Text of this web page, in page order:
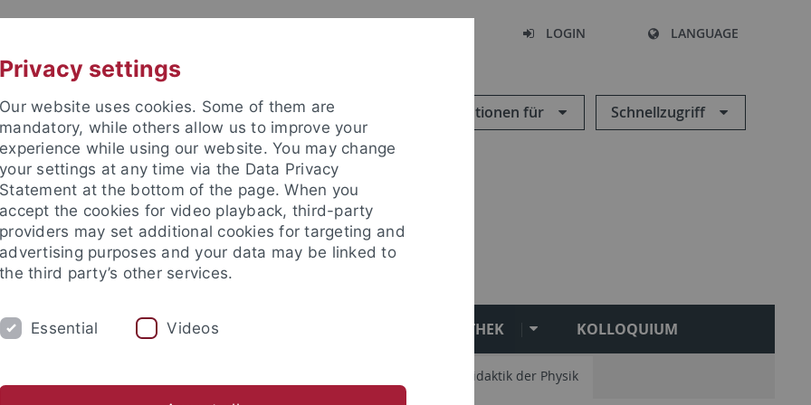
LOGIN LANGUAGE
Informationen für Schnellzugriff
FORSCHUNG BIBLIOTHEK KOLLOQUIUM
AG Didaktik der Physik
Privacy settings
Our website uses cookies. Some of them are
mandatory, while others allow us to improve your
experience while using our website. You may change
your settings at any time via the Data Privacy
Statement at the bottom of the page. When you
accept the cookies for video playback, third-party
providers may set additional cookies for targeting and
advertising purposes and your data may be linked to
the third party’s other services.
Essential Videos